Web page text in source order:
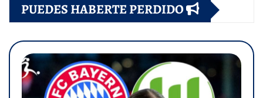
PUEDES HABERTE PERDIDO